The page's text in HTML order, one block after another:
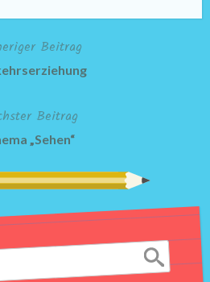
Beitrag
Beitrag
„Sehen“